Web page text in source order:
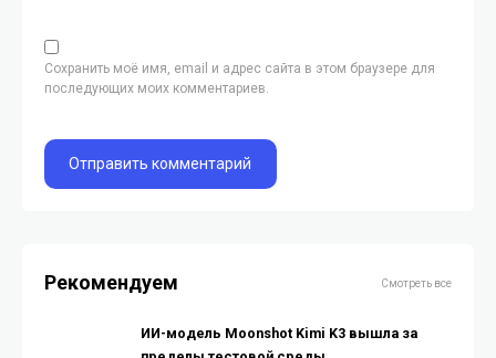
Сохранить моё имя, email и адрес сайта в этом браузере для
последующих моих комментариев.
Рекомендуем Смотреть все
ИИ-модель Moonshot Kimi K3 вышла за